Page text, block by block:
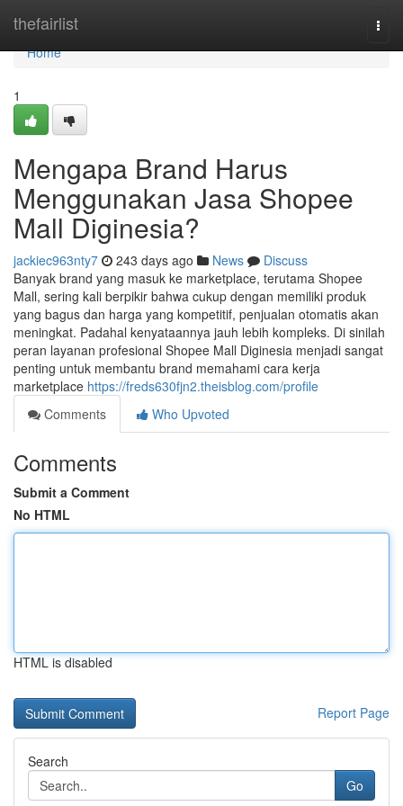
thefairlist
Home
Home
1
Mengapa Brand Harus
Menggunakan Jasa Shopee
Mall Diginesia?
jackiec963nty7 243 days ago News
Discuss
Banyak brand yang masuk ke marketplace, terutama Shopee
Mall, sering kali berpikir bahwa cukup dengan memiliki produk
yang bagus dan harga yang kompetitif, penjualan otomatis akan
meningkat. Padahal kenyataannya jauh lebih kompleks. Di sinilah
peran layanan profesional Shopee Mall Diginesia menjadi sangat
penting untuk membantu brand memahami cara kerja
marketplace https://freds630fjn2.theisblog.com/profile
Comments
Who Upvoted
Comments
Submit a Comment
No HTML
HTML is disabled
Report Page
Search
Go